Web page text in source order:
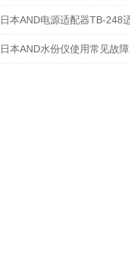
日本AND水份仪使用常见故障